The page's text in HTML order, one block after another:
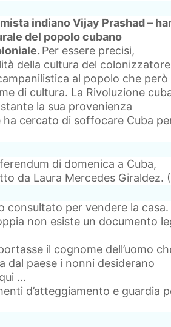
indiano Vijay Prashad –
del popolo cubano
Per essere precisi,
della cultura del
al popolo che però
di cultura. La Rivoluzione
la sua provenienza
cercato di soffocare Cuba
di domenica a Cuba,
da Laura Mercedes Giraldez.
consultato per vendere la casa.
non esiste un documento
il cognome dell’uomo
dal paese i nonni desiderano
…
d’atteggiamento e guardia